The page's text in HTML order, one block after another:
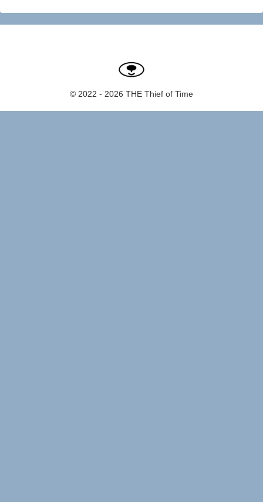
© 2022 - 2026 THE Thief of Time